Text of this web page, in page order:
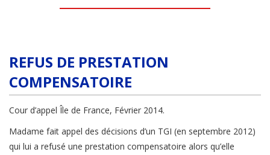
REFUS DE PRESTATION
COMPENSATOIRE
Cour d’appel Île de France, Février 2014.
Madame fait appel des décisions d’un TGI (en septembre 2012)
qui lui a refusé une prestation compensatoire alors qu’elle